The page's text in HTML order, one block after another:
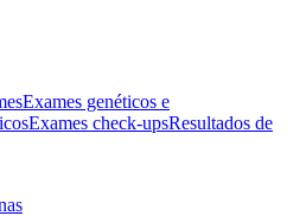
Exames genéticos e
Exames check-upsResultados de